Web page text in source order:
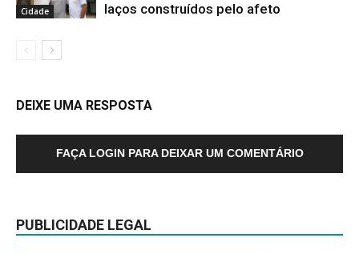
Cidade
laços construídos pelo afeto
DEIXE UMA RESPOSTA
FAÇA LOGIN PARA DEIXAR UM COMENTÁRIO
PUBLICIDADE LEGAL